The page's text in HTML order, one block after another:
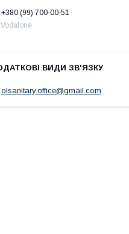
+380 (99) 700-00-51
Vodafone
olsanitary.office@gmail.com